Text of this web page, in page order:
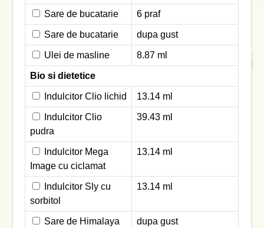
Sare de bucatarie 6 praf
Sare de bucatarie dupa gust
Ulei de masline 8.87 ml
Bio si dietetice
Indulcitor Clio lichid 13.14 ml
Indulcitor Clio
pudra
39.43 ml
Indulcitor Mega
Image cu ciclamat
13.14 ml
Indulcitor Sly cu
sorbitol
13.14 ml
Sare de Himalaya dupa gust